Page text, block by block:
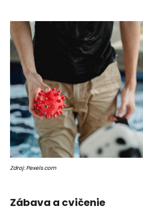
Zdroj: Pexels.com
Zábava a cvičenie